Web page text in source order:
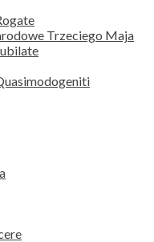
Trzeciego Maja